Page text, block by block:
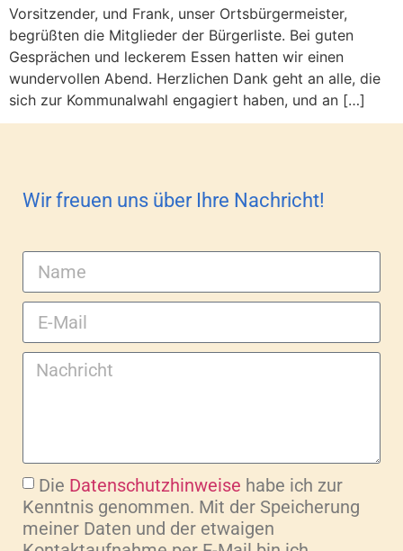
Vorsitzender, und Frank, unser Ortsbürgermeister,
begrüßten die Mitglieder der Bürgerliste. Bei guten
Gesprächen und leckerem Essen hatten wir einen
wundervollen Abend. Herzlichen Dank geht an alle, die
sich zur Kommunalwahl engagiert haben, und an […]
Wir freuen uns über Ihre Nachricht!
Die Datenschutzhinweise habe ich zur
Kenntnis genommen. Mit der Speicherung
meiner Daten und der etwaigen